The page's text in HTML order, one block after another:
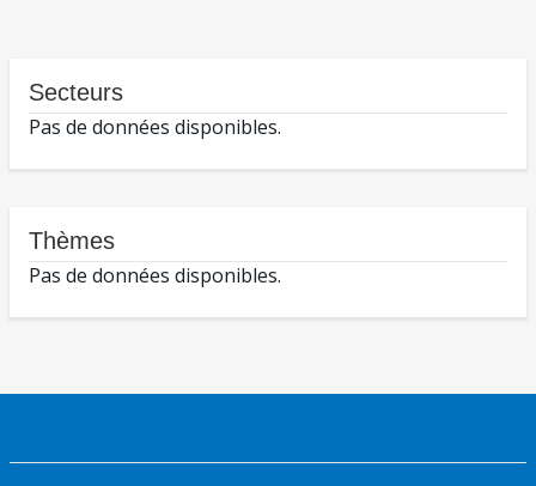
Secteurs
Pas de données disponibles.
Thèmes
Pas de données disponibles.